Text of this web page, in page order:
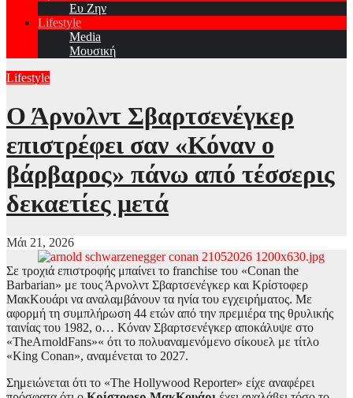
Ευ Ζην
Lifestyle
Media
Μουσική
Lifestyle
Ο Άρνολντ Σβαρτσενέγκερ
επιστρέφει σαν «Κόναν ο
βάρβαρος» πάνω από τέσσερις
δεκαετίες μετά
Μάι 21, 2026
Σε τροχιά επιστροφής μπαίνει το franchise του «Conan the
Barbarian» με τους Άρνολντ Σβαρτσενέγκερ και Κρίστοφερ
ΜακΚουάρι να αναλαμβάνουν τα ηνία του εγχειρήματος. Με
αφορμή τη συμπλήρωση 44 ετών από την πρεμιέρα της θρυλικής
ταινίας του 1982, ο… Κόναν Σβαρτσενέγκερ αποκάλυψε στο
«TheArnoldFans»« ότι το πολυαναμενόμενο σίκουελ με τίτλο
«King Conan», αναμένεται το 2027.
Σημειώνεται ότι το «The Hollywood Reporter» είχε αναφέρει